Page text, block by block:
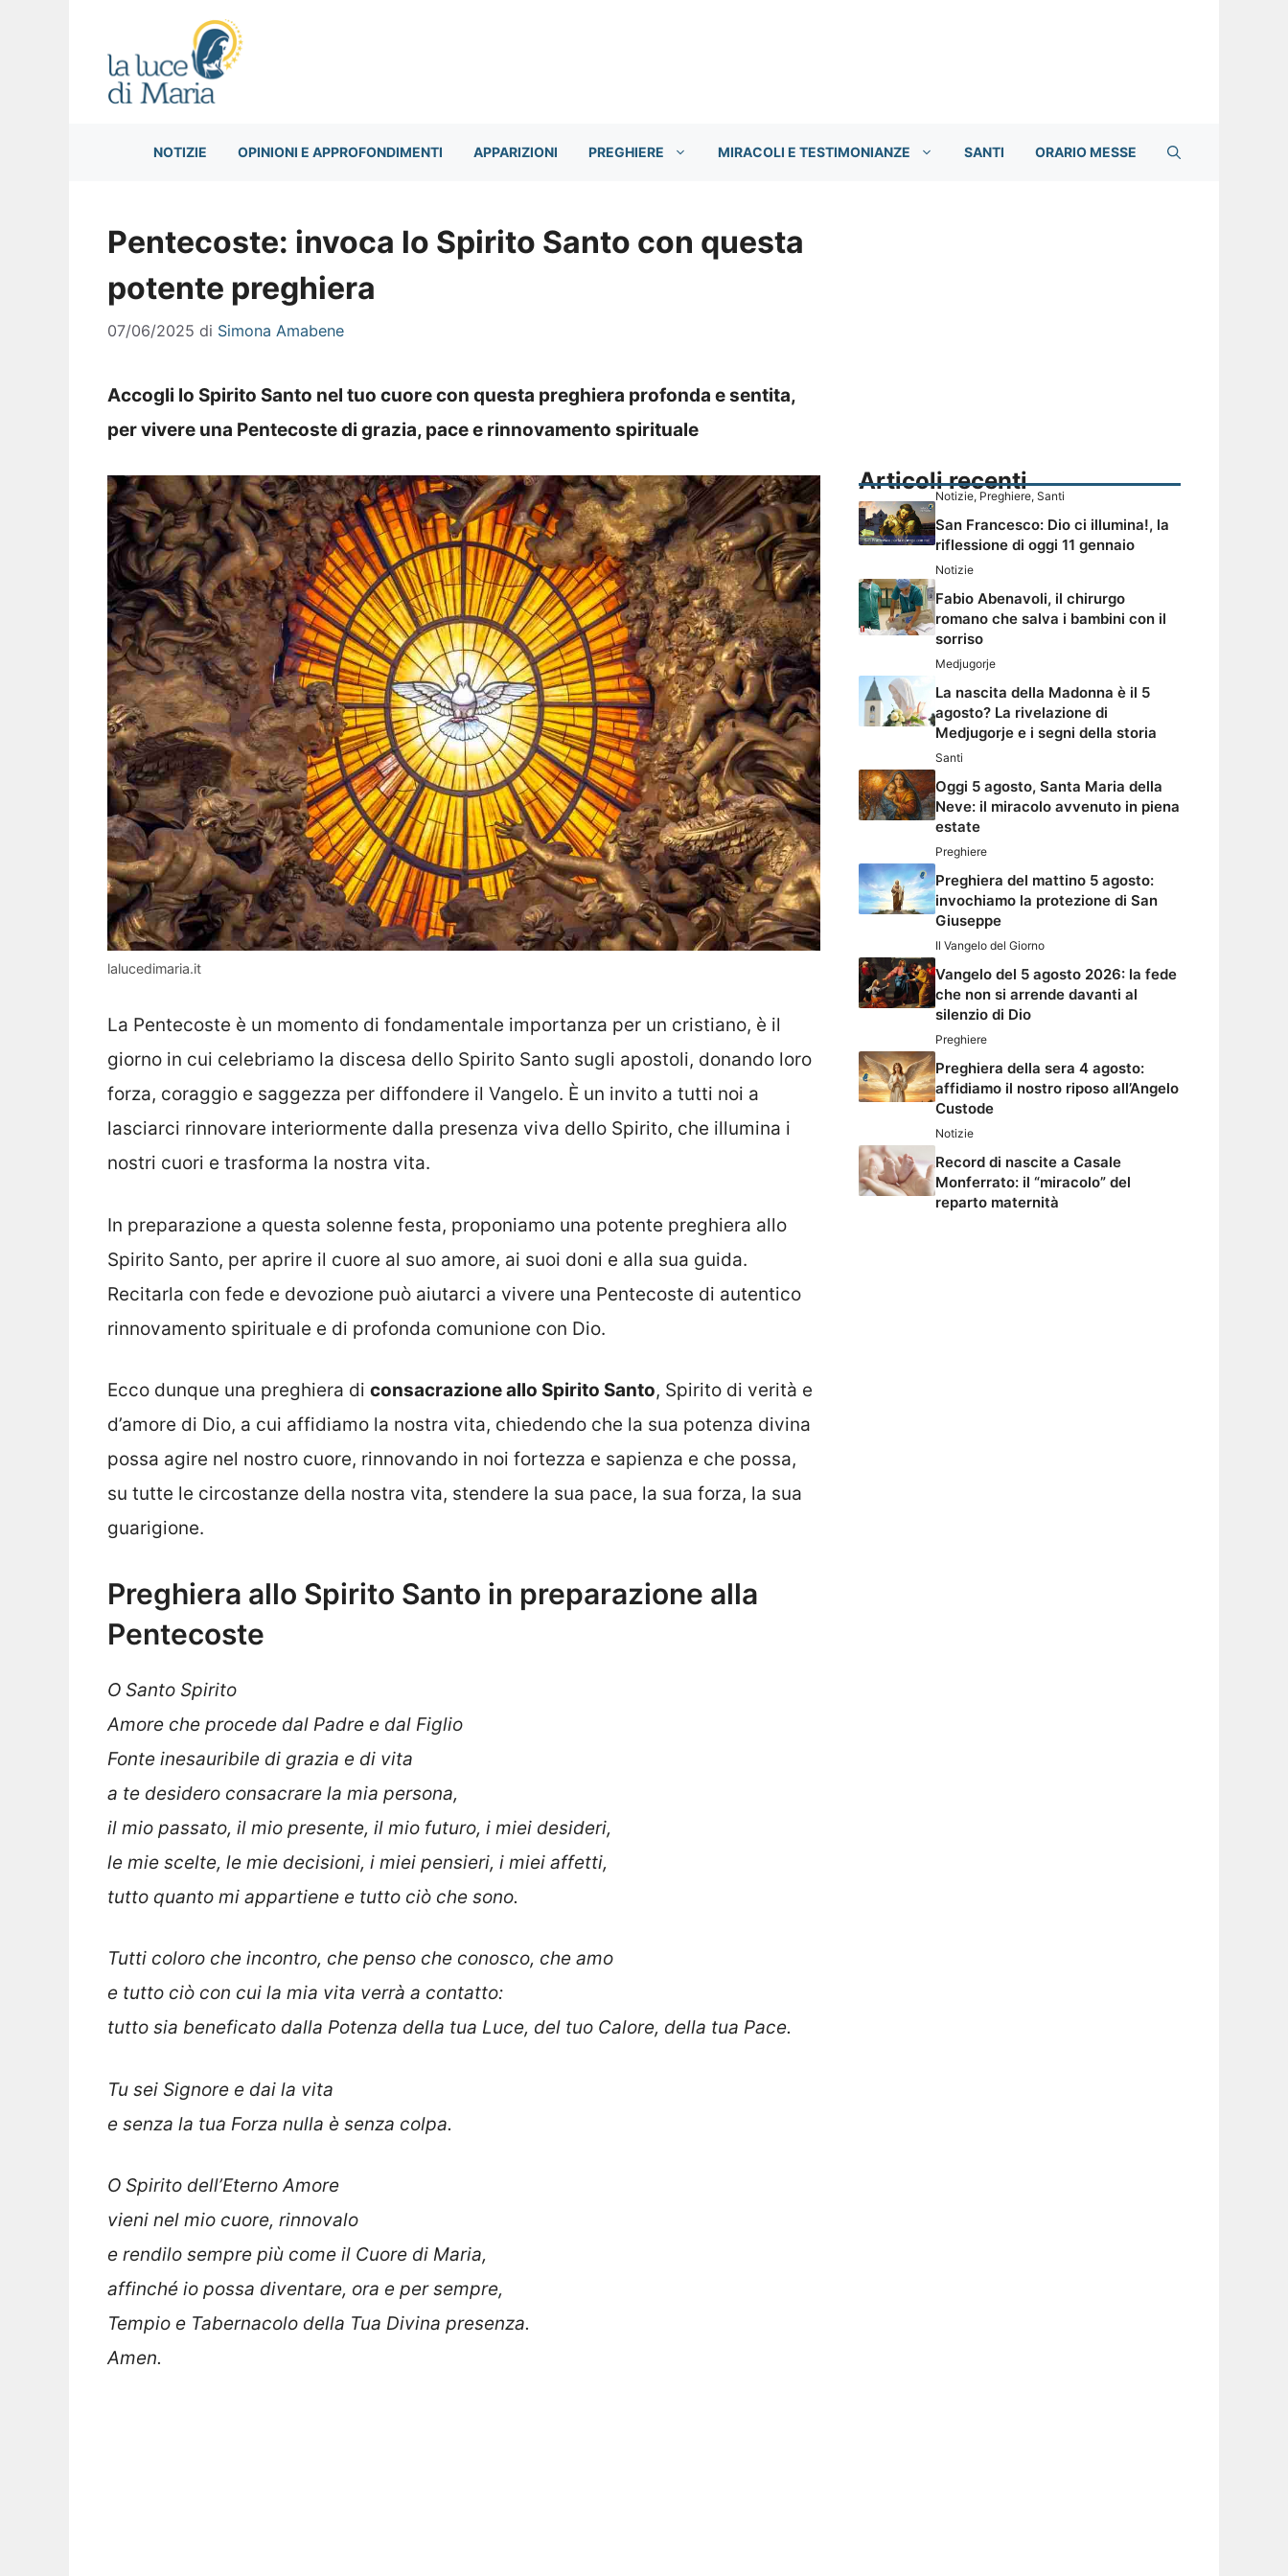
NOTIZIE OPINIONI E APPROFONDIMENTI APPARIZIONI PREGHIERE MIRACOLI E TESTIMONIANZE SANTI ORARIO MESSE
Pentecoste: invoca lo Spirito Santo con questa
potente preghiera
07/06/2025 di Simona Amabene
Accogli lo Spirito Santo nel tuo cuore con questa preghiera profonda e sentita,
per vivere una Pentecoste di grazia, pace e rinnovamento spirituale
lalucedimaria.it
La Pentecoste è un momento di fondamentale importanza per un cristiano, è il
giorno in cui celebriamo la discesa dello Spirito Santo sugli apostoli, donando loro
forza, coraggio e saggezza per diffondere il Vangelo. È un invito a tutti noi a
lasciarci rinnovare interiormente dalla presenza viva dello Spirito, che illumina i
nostri cuori e trasforma la nostra vita.
In preparazione a questa solenne festa, proponiamo una potente preghiera allo
Spirito Santo, per aprire il cuore al suo amore, ai suoi doni e alla sua guida.
Recitarla con fede e devozione può aiutarci a vivere una Pentecoste di autentico
rinnovamento spirituale e di profonda comunione con Dio.
Ecco dunque una preghiera di consacrazione allo Spirito Santo, Spirito di verità e
d’amore di Dio, a cui affidiamo la nostra vita, chiedendo che la sua potenza divina
possa agire nel nostro cuore, rinnovando in noi fortezza e sapienza e che possa,
su tutte le circostanze della nostra vita, stendere la sua pace, la sua forza, la sua
guarigione.
Preghiera allo Spirito Santo in preparazione alla
Pentecoste
O Santo Spirito
Amore che procede dal Padre e dal Figlio
Fonte inesauribile di grazia e di vita
a te desidero consacrare la mia persona,
il mio passato, il mio presente, il mio futuro, i miei desideri,
le mie scelte, le mie decisioni, i miei pensieri, i miei affetti,
tutto quanto mi appartiene e tutto ciò che sono.
Tutti coloro che incontro, che penso che conosco, che amo
e tutto ciò con cui la mia vita verrà a contatto:
tutto sia beneficato dalla Potenza della tua Luce, del tuo Calore, della tua Pace.
Tu sei Signore e dai la vita
e senza la tua Forza nulla è senza colpa.
O Spirito dell’Eterno Amore
vieni nel mio cuore, rinnovalo
e rendilo sempre più come il Cuore di Maria,
affinché io possa diventare, ora e per sempre,
Tempio e Tabernacolo della Tua Divina presenza.
Amen.
Articoli recenti
Notizie, Preghiere, Santi
San Francesco: Dio ci illumina!, la
riflessione di oggi 11 gennaio
Notizie
Fabio Abenavoli, il chirurgo
romano che salva i bambini con il
sorriso
Medjugorje
La nascita della Madonna è il 5
agosto? La rivelazione di
Medjugorje e i segni della storia
Santi
Oggi 5 agosto, Santa Maria della
Neve: il miracolo avvenuto in piena
estate
Preghiere
Preghiera del mattino 5 agosto:
invochiamo la protezione di San
Giuseppe
Il Vangelo del Giorno
Vangelo del 5 agosto 2026: la fede
che non si arrende davanti al
silenzio di Dio
Preghiere
Preghiera della sera 4 agosto:
affidiamo il nostro riposo all’Angelo
Custode
Notizie
Record di nascite a Casale
Monferrato: il “miracolo” del
reparto maternità